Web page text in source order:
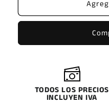
POWER
HYUNDAI
HYUNDAI
ACCENT
2012&gt;
HIGH
/
2012&gt;
TODOS LOS PRECIOS
INCLUYEN IVA